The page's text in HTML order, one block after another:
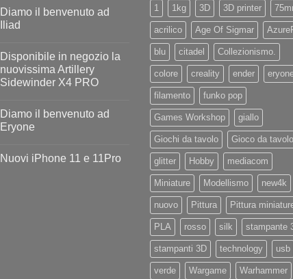
Diamo il benvenuto ad
Iliad
su
Diamo
il
benvenuto
Disponibile in negozio la
nuovissima Artillery
Sidewinder X4 PRO
su
Disponibile
in
nuovissima
Diamo il benvenuto ad
Eryone
su
Nuovi iPhone 11 e 11Pro
1 1kg 3D 3D printer
acrilico Age Of Sigmar
blu citadel Collezionismo.
colore creality ender
filamento funko pop
Games Workshop giallo
Giochi da tavolo Gioco da tavolo
glitter Hobby mediacom
Miniature Modellismo new4k
nuovo Pittura Pittura
PLA rosso silk stampante
stampanti 3D technology usb
verde Wargame Warhammer